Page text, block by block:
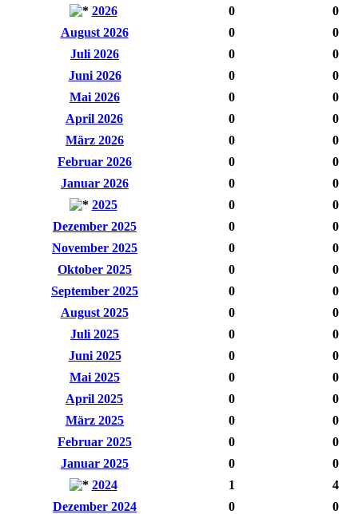
2026 0
0
August 2026
0
0
Juli 2026
0
0
Juni 2026
0
0
Mai 2026
0
0
April 2026
0
0
März 2026
0
0
Februar 2026
0
0
Januar 2026
0
0
2025
0
0
Dezember 2025
0
0
November 2025
0
0
Oktober 2025
0
0
September 2025
0
0
August 2025
0
0
Juli 2025
0
0
Juni 2025
0
0
Mai 2025
0
0
April 2025
0
0
März 2025
0
0
Februar 2025
0
0
Januar 2025
0
0
2024
1
4
Dezember 2024
0
0